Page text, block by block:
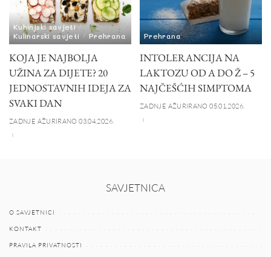
Kuhinjski savjeti
Kulinarski savjeti
Prehrana
KOJA JE NAJBOLJA
UŽINA ZA DIJETE? 20
JEDNOSTAVNIH IDEJA ZA
SVAKI DAN
ZADNJE AŽURIRANO 03.04.2026.
Prehrana
INTOLERANCIJA NA
LAKTOZU OD A DO Ž – 5
NAJČEŠĆIH SIMPTOMA
ZADNJE AŽURIRANO 05.01.2026.
SAVJETNICA
O SAVJETNICI
KONTAKT
PRAVILA PRIVATNOSTI